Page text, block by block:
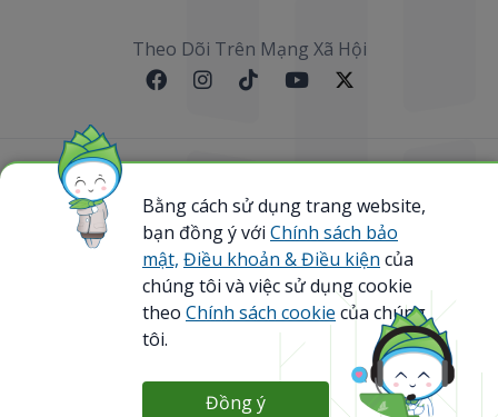
Theo Dõi Trên Mạng Xã Hội
Sơ đồ website
@ 2023 Bamboo Airways Copyright. All Rights
Reserved.
Business Registration Code: 0107867370
Bằng cách sử dụng trang website,
bạn đồng ý với Chính sách bảo
mật, Điều khoản & Điều kiện của
chúng tôi và việc sử dụng cookie
theo Chính sách cookie của chúng
tôi.
Đồng ý